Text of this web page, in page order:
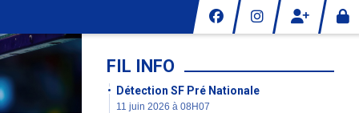
FIL INFO
Détection SF Pré Nationale
11 juin 2026 à 08H07